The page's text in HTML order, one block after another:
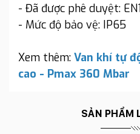
- Đã được phê duyệt:
- Mức độ bảo vệ: IP65
Xem thêm: Van khí tự
cao - Pmax 360 Mbar
SẢN PHẨM